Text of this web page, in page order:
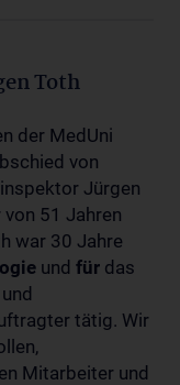
Toth
der MedUni
von
Jürgen
51 Jahren
war 30 Jahre
und für das
und
tätig. Wir
Mitarbeiter und